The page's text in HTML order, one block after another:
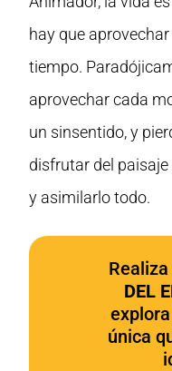
hay que
tiempo.
aprovechar cada
un sinsentido, y
disfrutar del
y asimilarlo todo.
Realiza
DEL
única